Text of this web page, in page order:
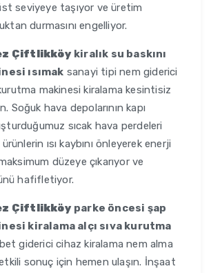
seviyeye taşıyor ve üretim
durmasını engelliyor.
Çiftlikköykiralık su baskını
ısımak sanayi tipi nem giderici
makinesi kiralama kesintisiz
Soğuk hava depolarının kapı
sıcak hava perdeleri
ısı kaybını önleyerek enerji
düzeye çıkarıyor ve
hafifletiyor.
Çiftlikköyparke öncesi şap
kiralama alçı sıva kurutma
giderici cihaz kiralama nem alma
sonuç için hemen ulaşın. İnşaat